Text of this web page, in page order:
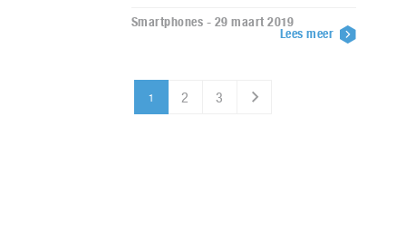
Smartphones - 29 maart 2019
Lees meer
1 2 3